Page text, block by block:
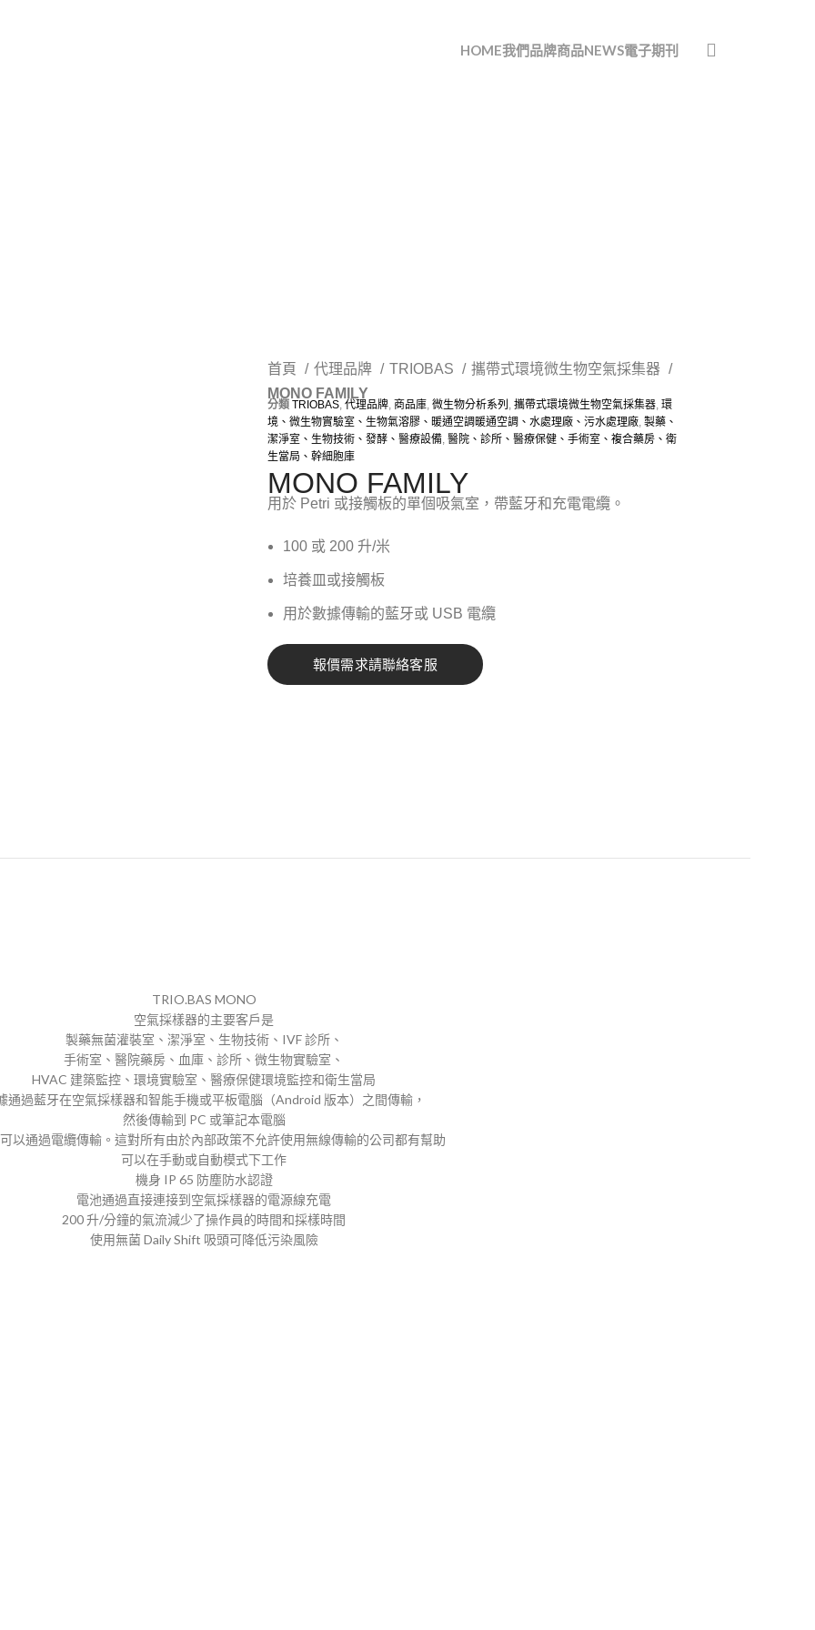
HOME我們品牌商品NEWS電子期刊
首頁 代理品牌 TRIOBAS
攜帶式環境微生物空氣採集器
MONO FAMILY
分類 TRIOBAS, 代理品牌, 商品庫, 微生物分析系列 , 攜帶式環境微生物空氣採集器, 環
境、微生物實驗室、生物氣溶膠、暖通空調暖通空調、水處理廠、污水處理廠, 製藥、
潔淨室、生物技術、發酵、醫療設備, 醫院、診所、醫療保健、手術室、複合藥房、衛
生當局、幹細胞庫
MONO FAMILY
用於 Petri 或接觸板的單個吸氣室，帶藍牙和充電電纜。
100 或 200 升/米
培養皿或接觸板
用於數據傳輸的藍牙或 USB 電纜
報價需求請聯絡客服
TRIO.BAS MONO
空氣採樣器的主要客戶是
製藥無菌灌裝室、潔淨室、生物技術、IVF 診所、
手術室、醫院藥房、血庫、診所、微生物實驗室、
HVAC 建築監控、環境實驗室、醫療保健環境監控和衛生當局
通過藍牙在空氣採樣器和智能手機或平板電腦（Android 版本）之間傳輸，
然後傳輸到 PC 或筆記本電腦
以通過電纜傳輸。這對所有由於內部政策不允許使用無線傳輸的公司都有幫助
可以在手動或自動模式下工作
機身 IP 65 防塵防水認證
電池通過直接連接到空氣採樣器的電源線充電
200 升/分鐘的氣流減少了操作員的時間和採樣時間
使用無菌 Daily Shift 吸頭可降低污染風險